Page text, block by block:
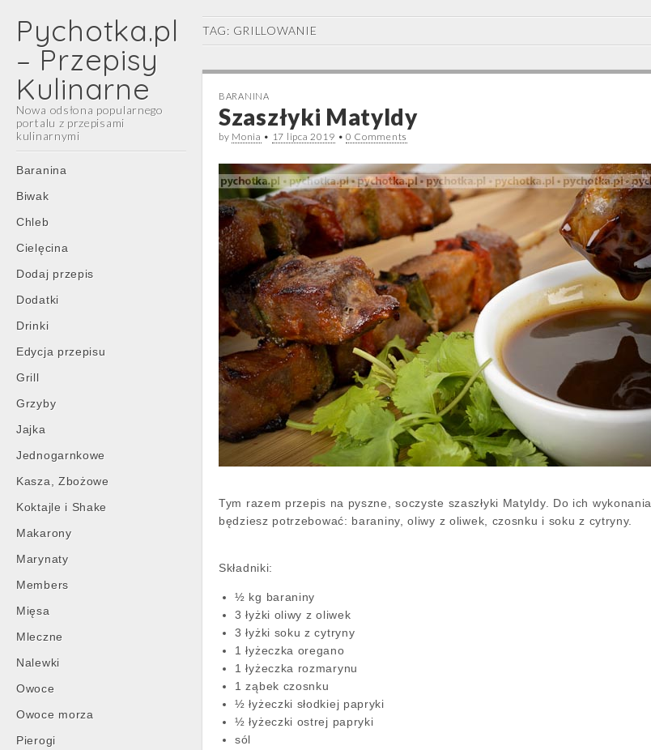
Pychotka.pl
– Przepisy
Kulinarne
Nowa odsłona popularnego
portalu z przepisami
kulinarnymi
Main
menu
Skip
content
Baranina
Biwak
Chleb
Cielęcina
Dodaj przepis
Dodatki
Drinki
Edycja przepisu
Grill
Grzyby
Jajka
Jednogarnkowe
Kasza, Zbożowe
Koktajle i Shake
Makarony
Marynaty
Members
Mięsa
Mleczne
Nalewki
Owoce
Owoce morza
Pierogi
TAG: GRILLOWANIE
BARANINA
Szaszłyki Matyldy
by Monia • 17 lipca 2019 • 0 Comments
Tym razem przepis na pyszne, soczyste szaszłyki Matyldy. Do ich wykonania
będziesz potrzebować: baraniny, oliwy z oliwek, czosnku i soku z cytryny.
Składniki:
½ kg baraniny
3 łyżki oliwy z oliwek
3 łyżki soku z cytryny
1 łyżeczka oregano
1 łyżeczka rozmarynu
1 ząbek czosnku
½ łyżeczki słodkiej papryki
½ łyżeczki ostrej papryki
sól